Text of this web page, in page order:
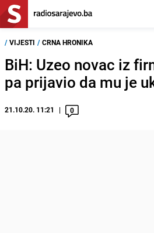
/ VIJESTI / CRNA HRONIKA
BiH: Uzeo novac iz
pa prijavio da mu je
21.10.20. 11:21 0